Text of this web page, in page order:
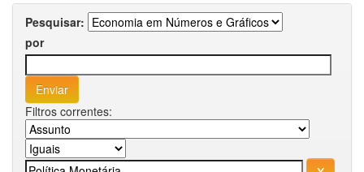
Pesquisar:
por
Filtros correntes: